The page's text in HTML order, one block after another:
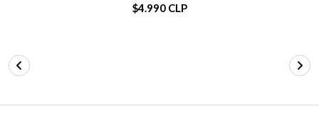
$4.990 CLP